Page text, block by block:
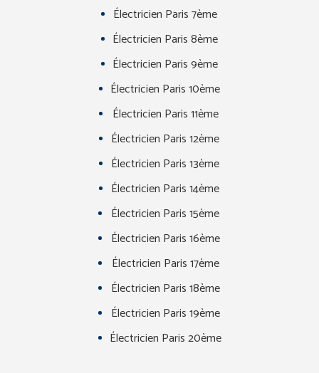
Électricien Paris 7ème
Électricien Paris 8ème
Électricien Paris 9ème
Électricien Paris 10ème
Électricien Paris 11ème
Électricien Paris 12ème
Électricien Paris 13ème
Électricien Paris 14ème
Électricien Paris 15ème
Électricien Paris 16ème
Électricien Paris 17ème
Électricien Paris 18ème
Électricien Paris 19ème
Électricien Paris 20ème